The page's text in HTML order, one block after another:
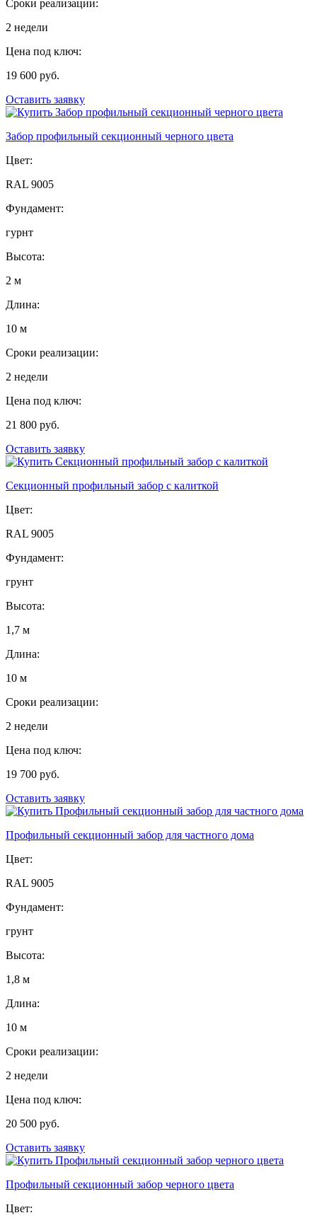
Сроки реализации:
2 недели
Цена под ключ:
19 600 руб.
Оставить заявку
Забор профильный секционный черного цвета
Цвет:
RAL 9005
Фундамент:
гурнт
Высота:
2 м
Длина:
10 м
Сроки реализации:
2 недели
Цена под ключ:
21 800 руб.
Оставить заявку
Секционный профильный забор с калиткой
Цвет:
RAL 9005
Фундамент:
грунт
Высота:
1,7 м
Длина:
10 м
Сроки реализации:
2 недели
Цена под ключ:
19 700 руб.
Оставить заявку
Профильный секционный забор для частного дома
Цвет:
RAL 9005
Фундамент:
грунт
Высота:
1,8 м
Длина:
10 м
Сроки реализации:
2 недели
Цена под ключ:
20 500 руб.
Оставить заявку
Профильный секционный забор черного цвета
Цвет: